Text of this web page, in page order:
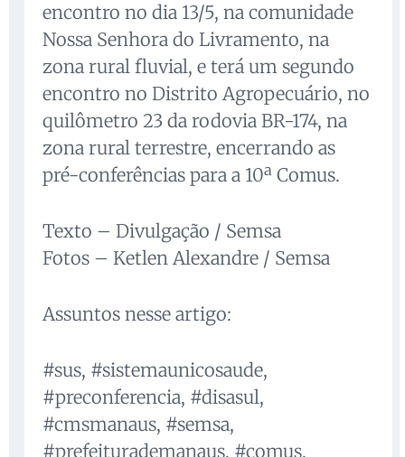
encontro no dia 13/5, na comunidade
Nossa Senhora do Livramento, na
zona rural fluvial, e terá um segundo
encontro no Distrito Agropecuário, no
quilômetro 23 da rodovia BR-174, na
zona rural terrestre, encerrando as
pré-conferências para a 10ª Comus.
Texto – Divulgação / Semsa
Fotos – Ketlen Alexandre / Semsa
Assuntos nesse artigo:
#sus, #sistemaunicosaude,
#preconferencia, #disasul,
#cmsmanaus, #semsa,
#prefeiturademanaus, #comus,